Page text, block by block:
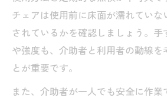
チェアは使用前に床面が濡れてい
されているかを確認しましょう。
や強度も、介助者と利用者の動線を
とが重要です。
また、介助者が一人でも安全に作